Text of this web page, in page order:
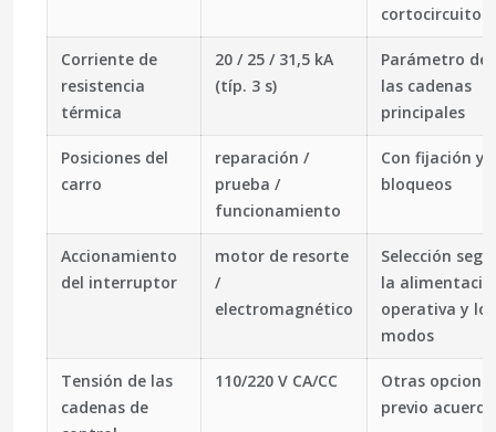
cortocircuito
Corriente de
resistencia
térmica
20 / 25 / 31,5 kA
(típ. 3 s)
Parámetro de
las cadenas
principales
Posiciones del
carro
reparación /
prueba /
funcionamiento
Con fijación y
bloqueos
Accionamiento
del interruptor
motor de resorte
/
electromagnético
Selección
la
operativa y los
modos
Tensión de las
cadenas de
110/220 V CA/CC
Otras
previo acuerdo